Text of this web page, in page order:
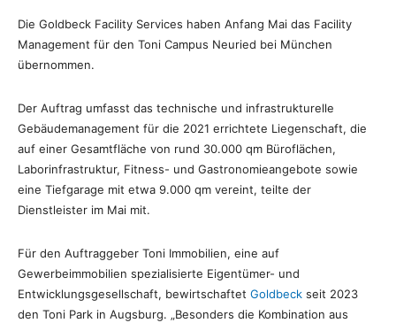
Die Goldbeck Facility Services haben Anfang Mai das Facility
Management für den Toni Campus Neuried bei München
übernommen.
Der Auftrag umfasst das technische und infrastrukturelle
Gebäudemanagement für die 2021 errichtete Liegenschaft, die
auf einer Gesamtfläche von rund 30.000 qm Büroflächen,
Laborinfrastruktur, Fitness- und Gastronomieangebote sowie
eine Tiefgarage mit etwa 9.000 qm vereint, teilte der
Dienstleister im Mai mit.
Für den Auftraggeber Toni Immobilien, eine auf
Gewerbeimmobilien spezialisierte Eigentümer- und
Entwicklungsgesellschaft, bewirtschaftet Goldbeck seit 2023
den Toni Park in Augsburg. „Besonders die Kombination aus